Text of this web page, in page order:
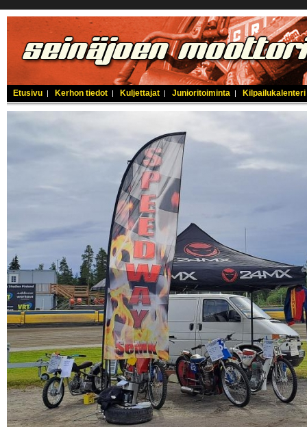
Etusivu | Kerhon tiedot | Kuljettajat | Junioritoiminta | Kilpailukalenteri